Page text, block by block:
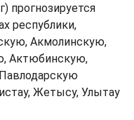
прогнозируется
республики,
Акмолинскую,
Актюбинскую,
Жетысу, Улытау